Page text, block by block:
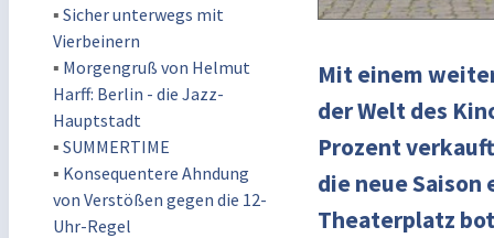
▪ Sicher unterwegs mit
Vierbeinern
▪ Morgengruß von Helmut
Harff: Berlin - die Jazz-
Hauptstadt
▪ SUMMERTIME
▪ Konsequentere Ahndung
von Verstößen gegen die 12-
Uhr-Regel
Mit einem
der Welt des
Prozent
die neue
Theaterplatz